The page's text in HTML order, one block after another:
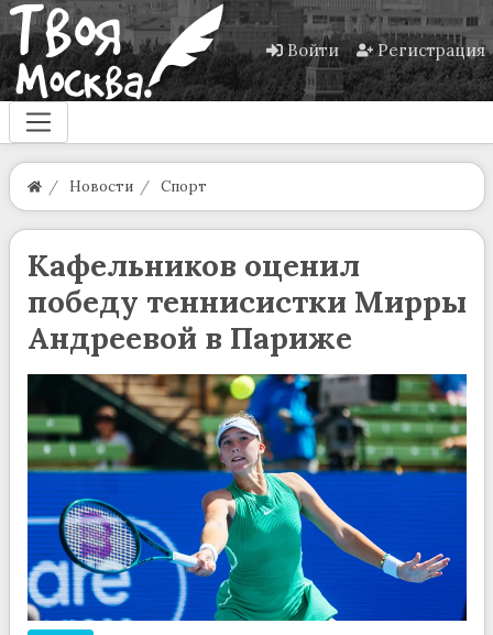
Войти Регистрация
Новости Спорт
Кафельников оценил
победу теннисистки Мирры
Андреевой в Париже